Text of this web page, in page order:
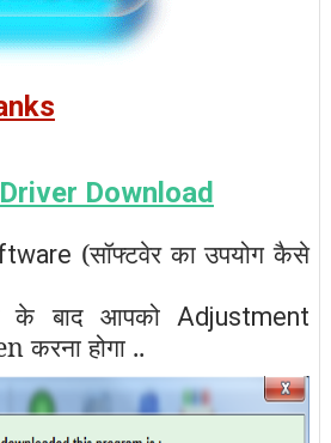
Download
(सॉफ्टवेर का उपयोग कैसे
के बाद आपको Adjustment
करना होगा ..